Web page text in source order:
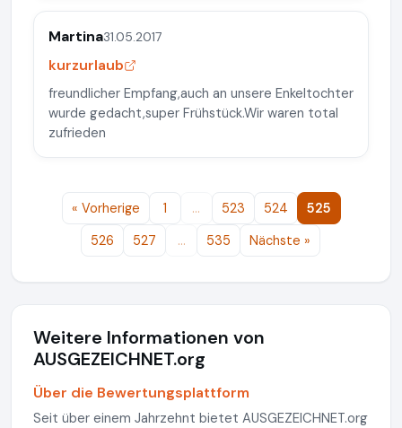
Martina31.05.2017
kurzurlaub
freundlicher Empfang,auch an unsere Enkeltochter
wurde gedacht,super Frühstück.Wir waren total
zufrieden
« Vorherige 1 … 523 524
525
526
527 … 535 Nächste »
Weitere Informationen von
AUSGEZEICHNET.org
Über die Bewertungsplattform
Seit über einem Jahrzehnt bietet AUSGEZEICHNET.org